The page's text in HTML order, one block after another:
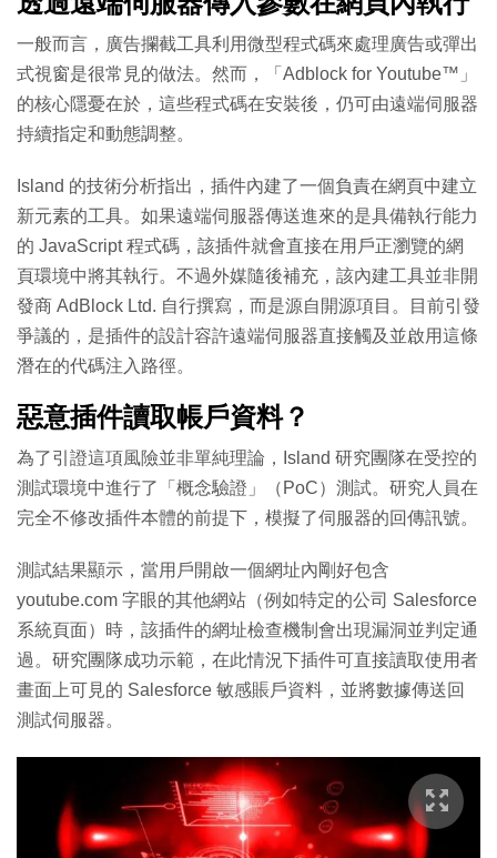
一般而言，廣告攔截工具利用微型程式碼來處理廣告或彈出
式視窗是很常見的做法。然而，「Adblock for Youtube™」
的核心隱憂在於，這些程式碼在安裝後，仍可由遠端伺服器
持續指定和動態調整。
Island 的技術分析指出，插件內建了一個負責在網頁中建立
新元素的工具。如果遠端伺服器傳送進來的是具備執行能力
的 JavaScript 程式碼，該插件就會直接在用戶正瀏覽的網
頁環境中將其執行。不過外媒隨後補充，該內建工具並非開
發商 AdBlock Ltd. 自行撰寫，而是源自開源項目。目前引發
爭議的，是插件的設計容許遠端伺服器直接觸及並啟用這條
潛在的代碼注入路徑。
惡意插件讀取帳戶資料？
為了引證這項風險並非單純理論，Island 研究團隊在受控的
測試環境中進行了「概念驗證」（PoC）測試。研究人員在
完全不修改插件本體的前提下，模擬了伺服器的回傳訊號。
測試結果顯示，當用戶開啟一個網址內剛好包含
youtube.com 字眼的其他網站（例如特定的公司 Salesforce
系統頁面）時，該插件的網址檢查機制會出現漏洞並判定通
過。研究團隊成功示範，在此情況下插件可直接讀取使用者
畫面上可見的 Salesforce 敏感賬戶資料，並將數據傳送回
測試伺服器。